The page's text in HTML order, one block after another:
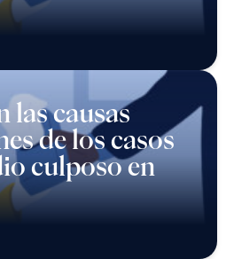
las causas
de los casos
culposo en